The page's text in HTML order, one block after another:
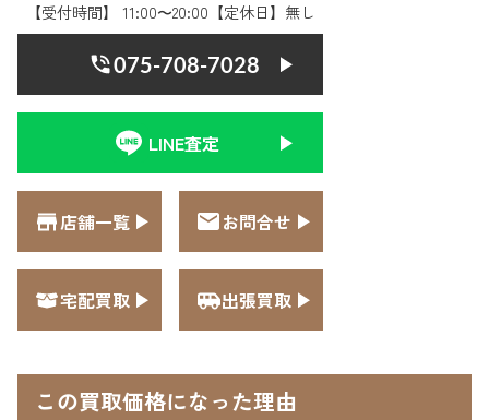
【受付時間】 11:00〜20:00【定休日】無し
075-708-7028
LINE査定
店舗一覧 お問合せ
宅配買取 出張買取
この買取価格になった理由